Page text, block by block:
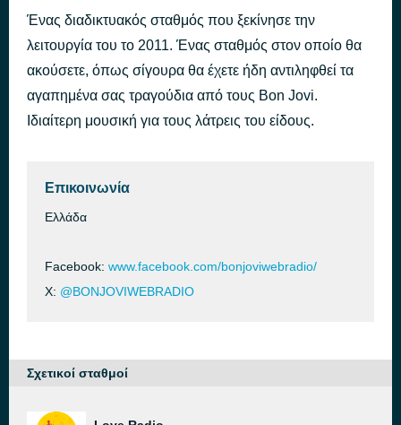
Ένας διαδικτυακός σταθμός που ξεκίνησε την
λειτουργία του το 2011. Ένας σταθμός στον οποίο θα
ακούσετε, όπως σίγουρα θα έχετε ήδη αντιληφθεί τα
αγαπημένα σας τραγούδια από τους Bon Jovi.
Ιδιαίτερη μουσική για τους λάτρεις του είδους.
Επικοινωνία
Ελλάδα
Facebook: www.facebook.com/bonjoviwebradio/
X: @BONJOVIWEBRADIO
Σχετικοί σταθμοί